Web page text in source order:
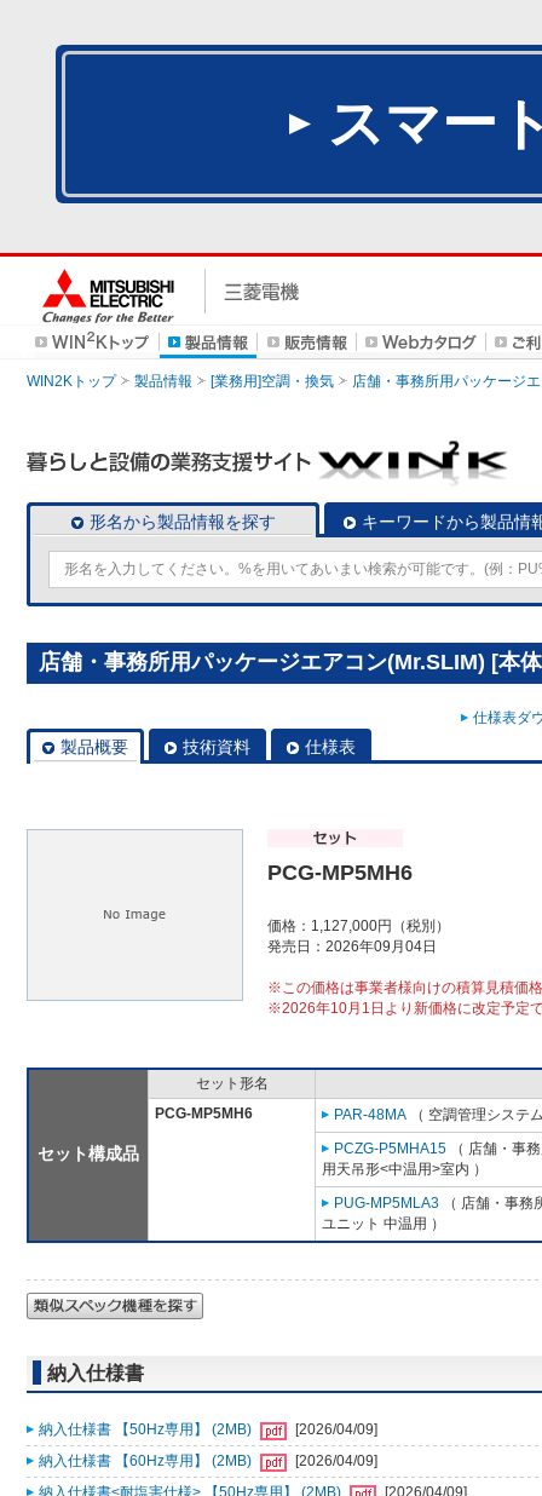
スマー
WIN2Kトップ 製品情報 [業務用]空調・換気 店舗・事務所用パッケージ
形名から製品情報を探す キーワードから製品情
店舗・事務所用パッケージエアコン(Mr.SLIM) [本
仕様表ダ
製品概要 技術資料 仕様表
PCG-MP5MH6
価格：1,127,000円（税別）
発売日：2026年09月04日
※この価格は事業者様向けの積算見積価
※2026年10月1日より新価格に改定予定
セット構成品
セット形名
PCG-MP5MH6
PAR-48MA （ 空調管理システ
PCZG-P5MHA15 （ 店舗・事
用天吊形<中温用>室内 ）
PUG-MP5MLA3 （ 店舗・事務
ユニット 中温用 ）
納入仕様書
納入仕様書 【50Hz専用】 (2MB)
[2026/04/09]
納入仕様書 【60Hz専用】 (2MB)
[2026/04/09]